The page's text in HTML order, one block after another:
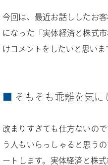
今回は、最近お話ししたお
になった「実体経済と株式
けコメントをしたいと思いま
そもそも乖離を気に
改まりすぎても仕方ないの
う人もいらっしゃると思う
ートします。実体経済と株